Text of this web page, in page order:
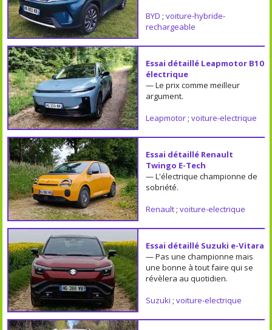
BYD ; voiture-hybride-
rechargeable
Essai détaillé Leapmotor B10
électrique
— Le prix comme meilleur
argument.
Leapmotor; voiture-electrique
Essai détaillé Renault
Twingo E-Tech
— L'électrique championne de
sobriété.
Renault; voiture-electrique
Essai détaillé Suzuki e-Vitara
— Pas une championne mais
une bonne à tout faire qui se
révèlera au quotidien.
Suzuki ; voiture-electrique